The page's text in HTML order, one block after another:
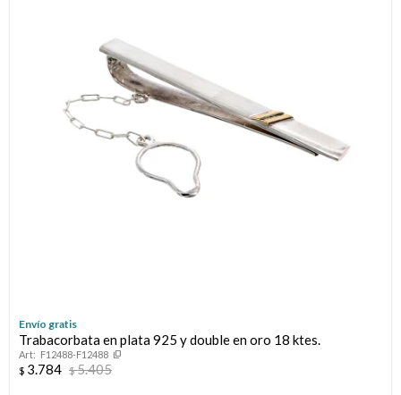
Envío gratis
Trabacorbata en plata 925 y double en oro 18 ktes.
F12488-F12488
$ 3.784 $5.405
Día de la Secretaria
Día del Abuelo
Nacimiento